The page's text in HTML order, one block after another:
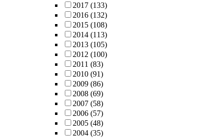
2017 (133)
2016 (132)
2015 (108)
2014 (113)
2013 (105)
2012 (100)
2011 (83)
2010 (91)
2009 (86)
2008 (69)
2007 (58)
2006 (57)
2005 (48)
2004 (35)